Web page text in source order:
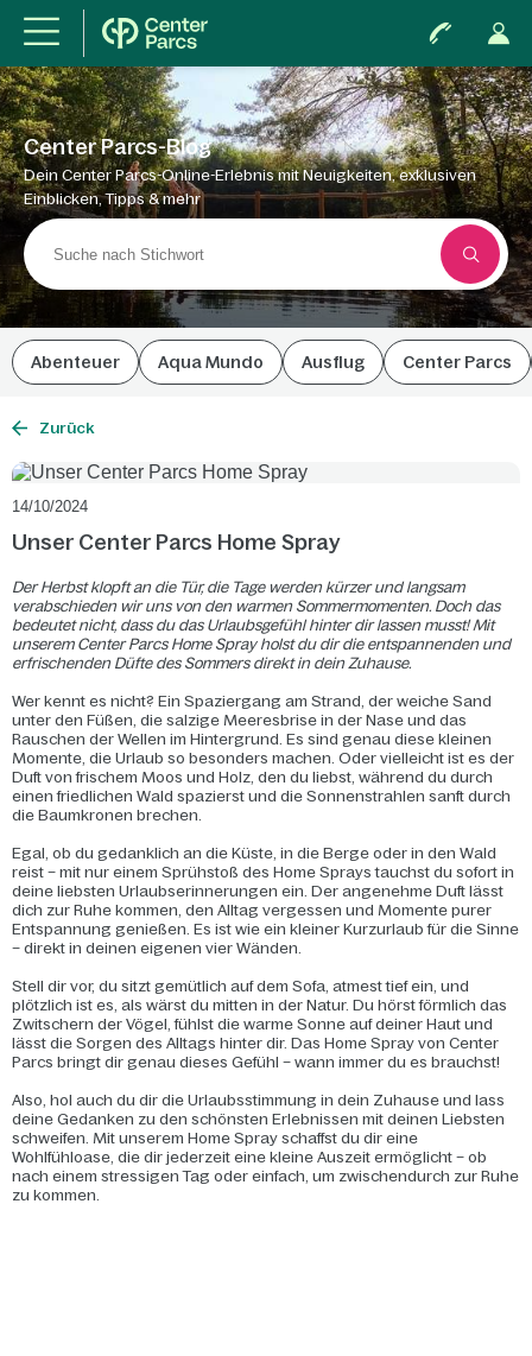
Center Parcs-Blog
Dein Center Parcs-Online-Erlebnis mit Neuigkeiten, exklusiven
Einblicken, Tipps & mehr
Abenteuer Aqua Mundo Ausflug Center Parcs
Zurück
14/10/2024
Unser Center Parcs Home Spray
Der Herbst klopft an die Tür, die Tage werden kürzer und langsam
verabschieden wir uns von den warmen Sommermomenten. Doch das
bedeutet nicht, dass du das Urlaubsgefühl hinter dir lassen musst! Mit
unserem Center Parcs Home Spray holst du dir die entspannenden und
erfrischenden Düfte des Sommers direkt in dein Zuhause.
Wer kennt es nicht? Ein Spaziergang am Strand, der weiche Sand
unter den Füßen, die salzige Meeresbrise in der Nase und das
Rauschen der Wellen im Hintergrund. Es sind genau diese kleinen
Momente, die Urlaub so besonders machen. Oder vielleicht ist es der
Duft von frischem Moos und Holz, den du liebst, während du durch
einen friedlichen Wald spazierst und die Sonnenstrahlen sanft durch
die Baumkronen brechen.
Egal, ob du gedanklich an die Küste, in die Berge oder in den Wald
reist – mit nur einem Sprühstoß des Home Sprays tauchst du sofort in
deine liebsten Urlaubserinnerungen ein. Der angenehme Duft lässt
dich zur Ruhe kommen, den Alltag vergessen und Momente purer
Entspannung genießen. Es ist wie ein kleiner Kurzurlaub für die Sinne
– direkt in deinen eigenen vier Wänden.
Stell dir vor, du sitzt gemütlich auf dem Sofa, atmest tief ein, und
plötzlich ist es, als wärst du mitten in der Natur. Du hörst förmlich das
Zwitschern der Vögel, fühlst die warme Sonne auf deiner Haut und
lässt die Sorgen des Alltags hinter dir. Das Home Spray von Center
Parcs bringt dir genau dieses Gefühl – wann immer du es brauchst!
Also, hol auch du dir die Urlaubsstimmung in dein Zuhause und lass
deine Gedanken zu den schönsten Erlebnissen mit deinen Liebsten
schweifen. Mit unserem Home Spray schaffst du dir eine
Wohlfühloase, die dir jederzeit eine kleine Auszeit ermöglicht – ob
nach einem stressigen Tag oder einfach, um zwischendurch zur Ruhe
zu kommen.